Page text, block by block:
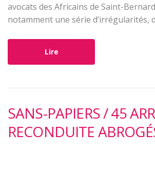
avocats des Africains de Saint-
notamment une série d’irrégularités,
Lire
SANS-PAPIERS / 45
RECONDUITE